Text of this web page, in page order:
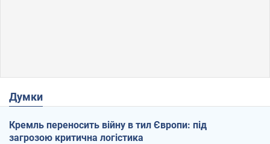
Думки
Кремль переносить війну в тил Європи: під
загрозою критична логістика